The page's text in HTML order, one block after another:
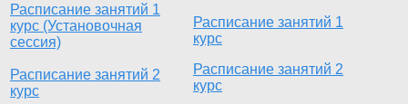
Расписание занятий 1
курс (Установочная
сессия)
Расписание занятий 2
курс
Расписание занятий 1
курс
Расписание занятий 2
курс